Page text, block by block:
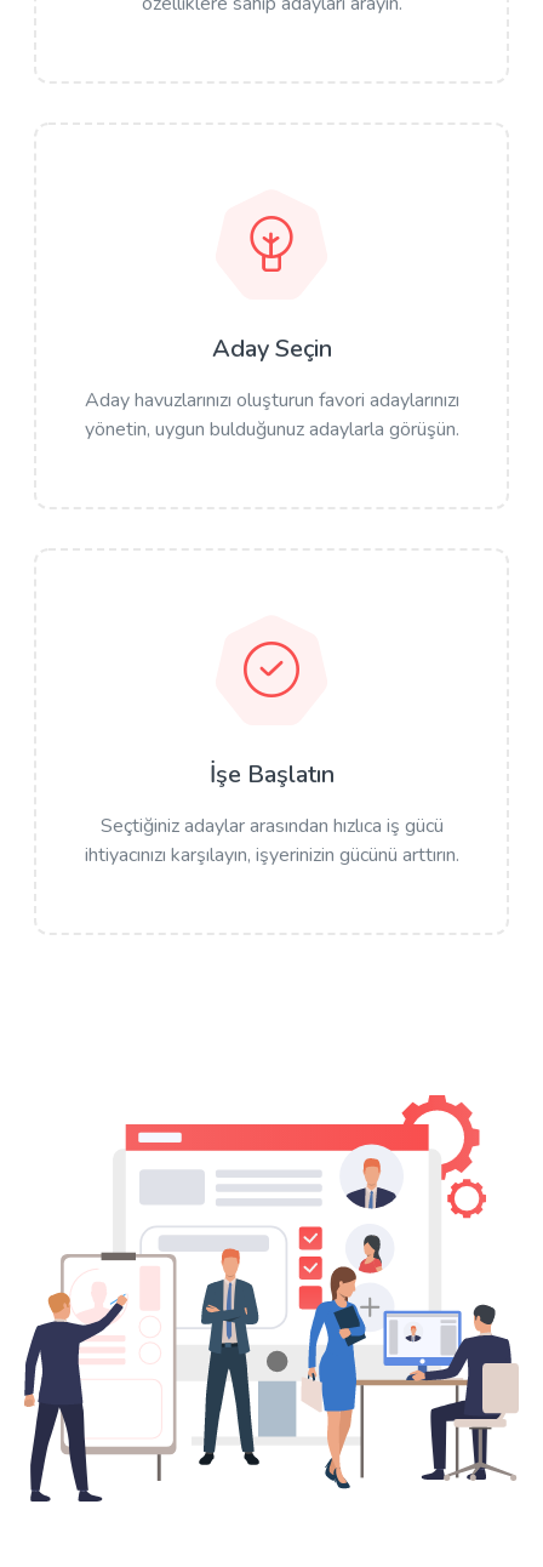
Aday Seçin
Aday havuzlarınızı oluşturun favori adaylarınızı
yönetin, uygun bulduğunuz adaylarla görüşün.
İşe Başlatın
Seçtiğiniz adaylar arasından hızlıca iş gücü
ihtiyacınızı karşılayın, işyerinizin gücünü arttırın.